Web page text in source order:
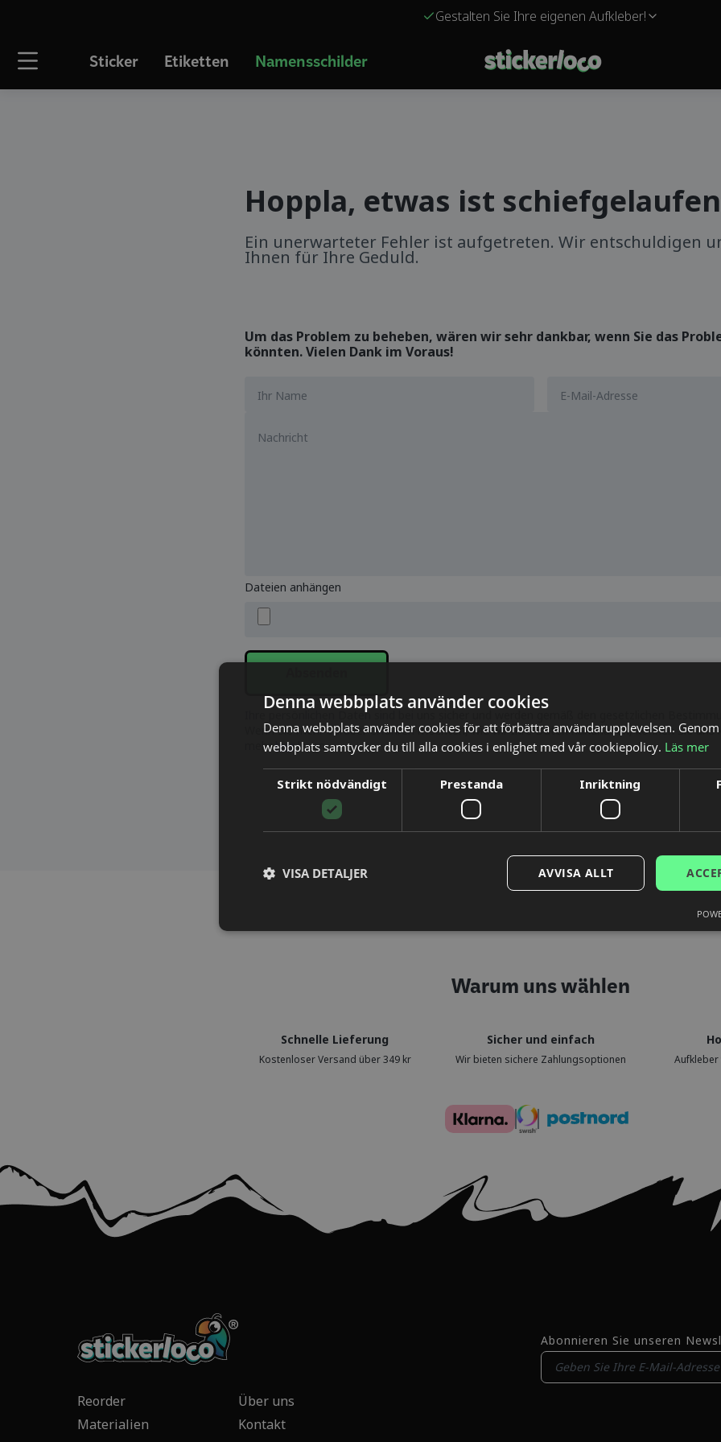
Kostenloser Versand für Bestellungen über 349 kr!
Sticker Etiketten Namensschilder
Hoppla, etwas ist
Ein unerwarteter Fehler ist aufgetreten. Wir entschuldigen
Ihnen für Ihre Geduld.
Um das Problem zu beheben, wären wir sehr dankbar, wenn Sie das
könnten. Vielen Dank im Voraus!
Dateien anhängen
Ihre persönlichen Daten sind bei uns sicher und werden gemäß den gesetzlichen
Wenn Sie mehr darüber erfahren möchten, wie wir Ihre Daten handhaben, können Sie uns
mehrhierlesen.
Warum uns wählen
Schnelle Lieferung
Kostenloser Versand über 349 kr
Sicher und einfach
Wir bieten sichere Zahlungsoptionen
Reorder
Materialien
Über uns
Kontakt
Abonnieren Sie unseren
Denna webbplats använder cookies
Denna webbplats använder cookies för att förbättra användarupplevelsen.
webbplats samtycker du till alla cookies i enlighet med vår cookiepolicy. Läs mer
Strikt nödvändigt Prestanda Inriktning
AVVISA ALLT
VISA DETALJER